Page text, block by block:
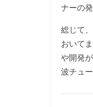
ナーの
総じて
おいて
や開発
波チュ